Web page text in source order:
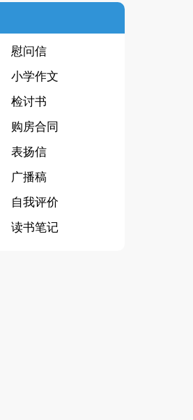
慰问信
小学作文
检讨书
购房合同
表扬信
广播稿
自我评价
读书笔记